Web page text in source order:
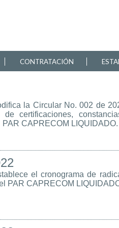
CONTRATACIÓN
la Circular No. 002 de
certificaciones,
CAPRECOM LIQUIDADO.
el cronograma de
PAR CAPRECOM